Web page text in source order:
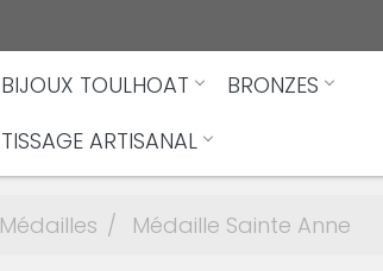
BIJOUX TOULHOAT
BRONZES
TISSAGE ARTISANAL
Médailles Médaille Sainte Anne